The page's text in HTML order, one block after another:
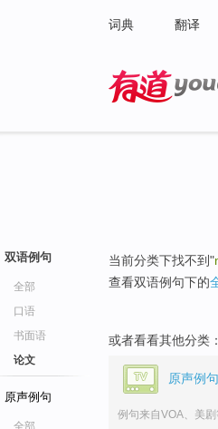
词典 翻译
双语例句
全部
口语
书面语
论文
原声例句
全部
当前分类下找不到"
查看双语例句下的
或者看看其他分类：
原声例句
例句来自VOA、美